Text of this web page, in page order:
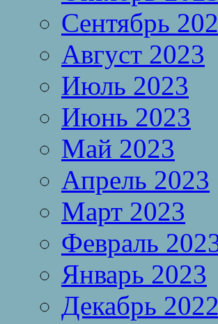
Сентябрь
Август 2023
Июль 2023
Июнь 2023
Май 2023
Апрель 2023
Март 2023
Февраль
Январь 2023
Декабрь 2022